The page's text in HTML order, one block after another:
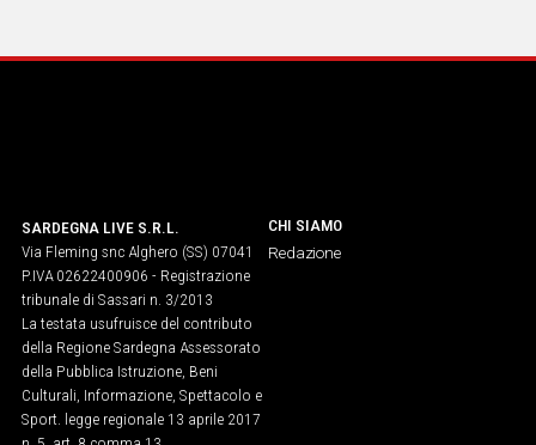
SARDEGNA LIVE S.R.L.
Via Fleming snc Alghero (SS) 07041
P.IVA 02622400906 - Registrazione
tribunale di Sassari n. 3/2013
La testata usufruisce del contributo
della Regione Sardegna Assessorato
della Pubblica Istruzione, Beni
Culturali, Informazione, Spettacolo e
Sport. legge regionale 13 aprile 2017
CHI SIAMO
Redazione